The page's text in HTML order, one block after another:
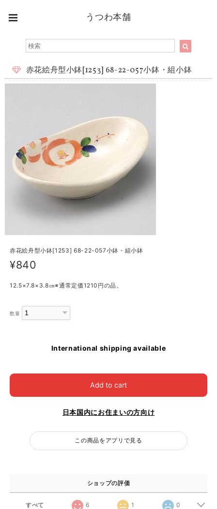
うつわ本舗
赤花絵舟型小鉢[1253] 68-22-057小鉢・組小鉢
赤花絵舟型小鉢[1253] 68-22-057小鉢・組小鉢
¥840
12.5×7.8×3.8㎝※通常定価1210円の品。
数量
International shipping available
Add to cart
日本国内にお住まいの方向け
この商品をアプリで見る
ショップの評価
すべて 6 1 0